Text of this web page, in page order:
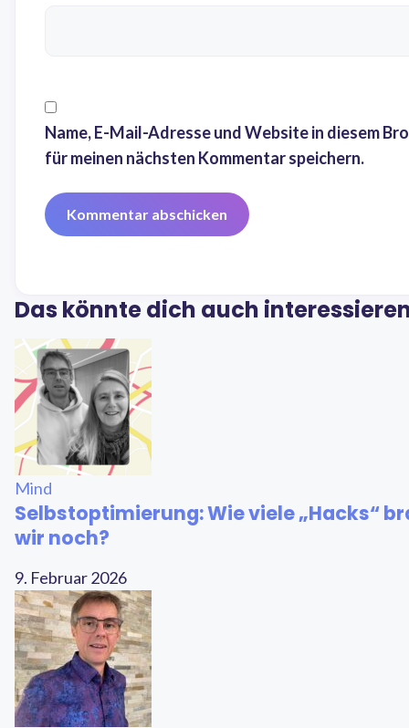
Name, E-Mail-Adresse und Website in diesem
für meinen nächsten Kommentar speichern.
Das könnte dich auch
Mind
Selbstoptimierung: Wie viele „Hacks“
wir noch?
9. Februar 2026